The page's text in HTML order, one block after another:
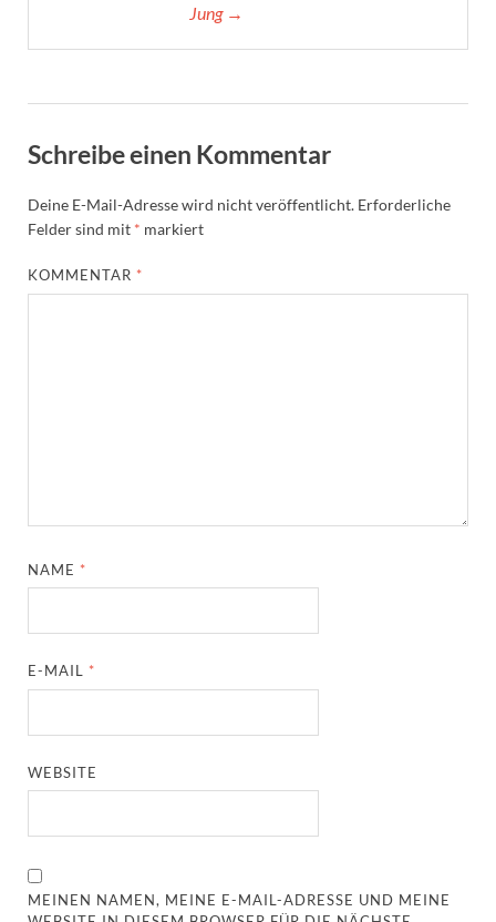
Jung →
Schreibe einen Kommentar
Deine E-Mail-Adresse wird nicht veröffentlicht. Erforderliche
Felder sind mit * markiert
KOMMENTAR *
NAME *
E-MAIL *
WEBSITE
MEINEN NAMEN, MEINE E-MAIL-ADRESSE UND MEINE